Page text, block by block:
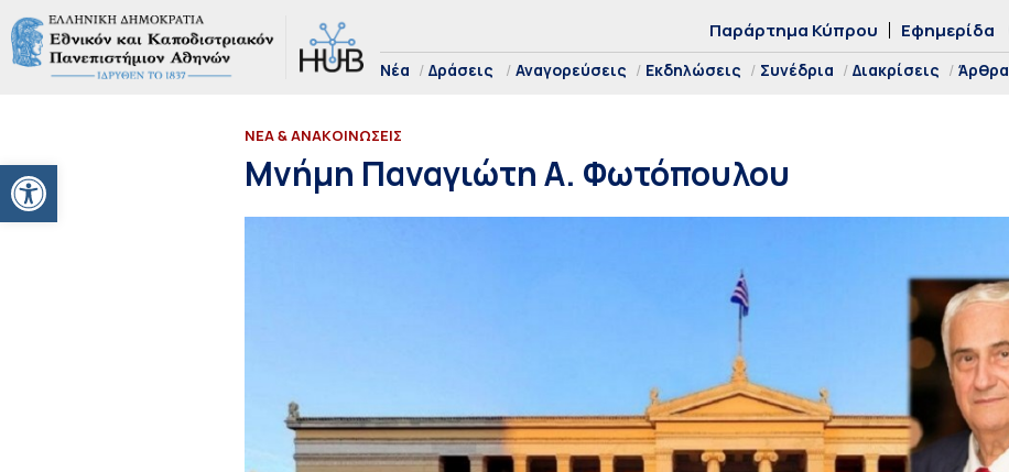
Ανοίξτε τη γραμμή εργαλείων
Παράρτημα Κύπρου Εφημερίδα
Νέα Δράσεις Αναγορεύσεις Εκδηλώσεις Συνέδρια Διακρίσεις Άρθρα
ΝΕΑ & ΑΝΑΚΟΙΝΩΣΕΙΣ
Μνήμη Παναγιώτη Α. Φωτόπουλου